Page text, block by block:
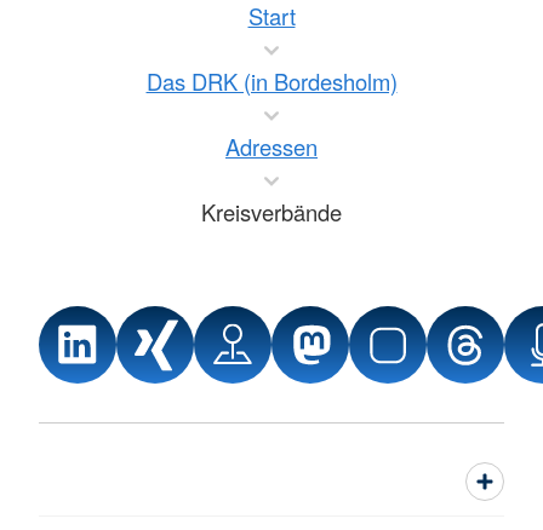
Start
Das DRK (in Bordesholm)
Adressen
Kreisverbände